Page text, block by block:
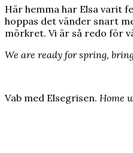
Här hemma har Elsa varit
hoppas det vänder snart
mörkret. Vi är så redo för
We are ready for spring,
Vab med Elsegrisen. Home